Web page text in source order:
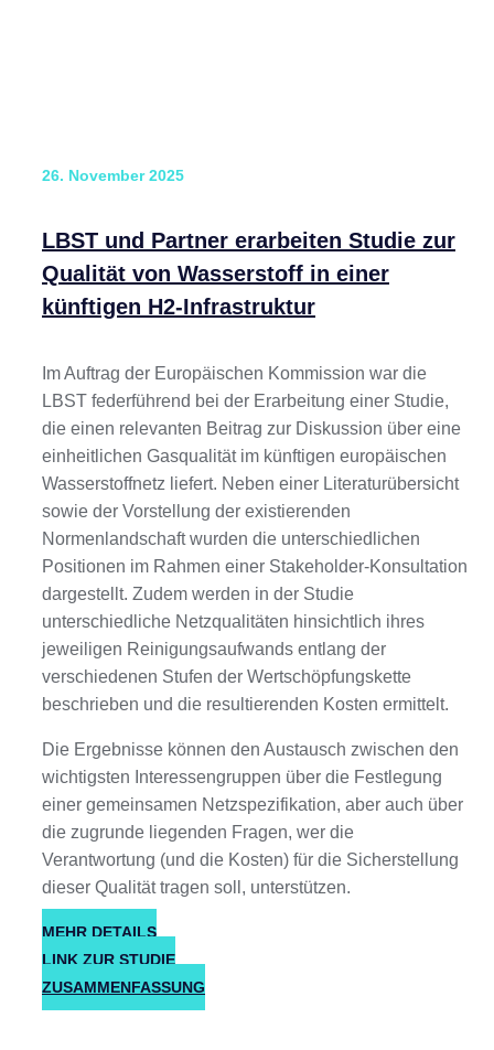
26. November 2025
LBST und Partner erarbeiten Studie zur
Qualität von Wasserstoff in einer
künftigen H2-Infrastruktur
Im Auftrag der Europäischen Kommission war die
LBST federführend bei der Erarbeitung einer Studie,
die einen relevanten Beitrag zur Diskussion über eine
einheitlichen Gasqualität im künftigen europäischen
Wasserstoffnetz liefert. Neben einer Literaturübersicht
sowie der Vorstellung der existierenden
Normenlandschaft wurden die unterschiedlichen
Positionen im Rahmen einer Stakeholder-Konsultation
dargestellt. Zudem werden in der Studie
unterschiedliche Netzqualitäten hinsichtlich ihres
jeweiligen Reinigungsaufwands entlang der
verschiedenen Stufen der Wertschöpfungskette
beschrieben und die resultierenden Kosten ermittelt.
Die Ergebnisse können den Austausch zwischen den
wichtigsten Interessengruppen über die Festlegung
einer gemeinsamen Netzspezifikation, aber auch über
die zugrunde liegenden Fragen, wer die
Verantwortung (und die Kosten) für die Sicherstellung
dieser Qualität tragen soll, unterstützen.
MEHR DETAILS
LINK ZUR STUDIE
ZUSAMMENFASSUNG